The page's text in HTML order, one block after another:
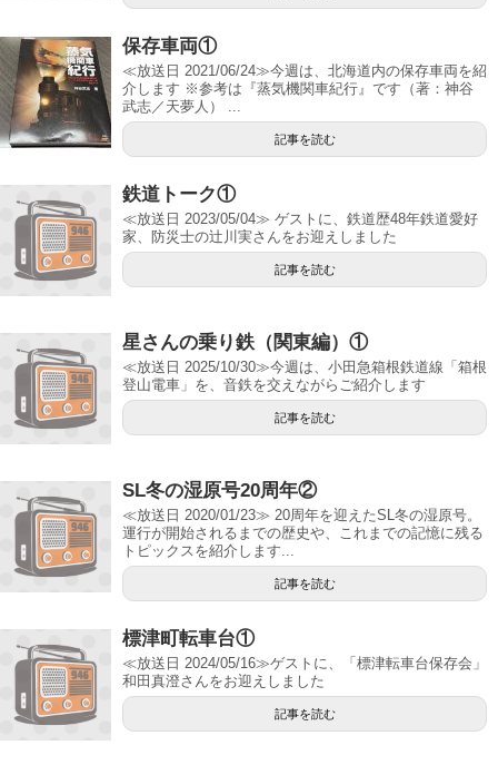
保存車両①
≪放送日 2021/06/24≫今週は、北海道内の保存車両を紹
介します ※参考は『蒸気機関車紀行』です（著：神谷
武志／天夢人） ...
記事を読む
鉄道トーク①
≪放送日 2023/05/04≫ ゲストに、鉄道歴48年鉄道愛好
家、防災士の辻川実さんをお迎えしました
記事を読む
星さんの乗り鉄（関東編）①
≪放送日 2025/10/30≫今週は、小田急箱根鉄道線「箱根
登山電車」を、音鉄を交えながらご紹介します
記事を読む
SL冬の湿原号20周年②
≪放送日 2020/01/23≫ 20周年を迎えたSL冬の湿原号。
運行が開始されるまでの歴史や、これまでの記憶に残る
トピックスを紹介します...
記事を読む
標津町転車台①
≪放送日 2024/05/16≫ゲストに、「標津転車台保存会」
和田真澄さんをお迎えしました
記事を読む